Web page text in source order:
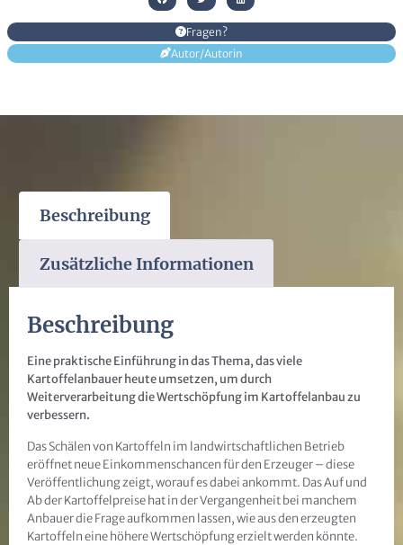
Fragen?
Autor/Autorin
Beschreibung
Zusätzliche Informationen
Beschreibung
Eine praktische Einführung in das Thema, das viele
Kartoffelanbauer heute umsetzen, um durch
Weiterverarbeitung die Wertschöpfung im Kartoffelanbau zu
verbessern.
Das Schälen von Kartoffeln im landwirtschaftlichen Betrieb
eröffnet neue Einkommenschancen für den Erzeuger – diese
Veröffentlichung zeigt, worauf es dabei ankommt. Das Auf und
Ab der Kartoffelpreise hat in der Vergangenheit bei manchem
Anbauer die Frage aufkommen lassen, wie aus den erzeugten
Kartoffeln eine höhere Wertschöpfung erzielt werden könnte.